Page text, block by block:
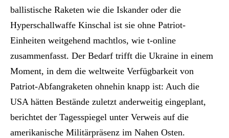
ballistische Raketen wie die Iskander oder die
Hyperschallwaffe Kinschal ist sie ohne Patriot-
Einheiten weitgehend machtlos, wie t-online
zusammenfasst. Der Bedarf trifft die Ukraine in einem
Moment, in dem die weltweite Verfügbarkeit von
Patriot-Abfangraketen ohnehin knapp ist: Auch die
USA hätten Bestände zuletzt anderweitig eingeplant,
berichtet der Tagesspiegel unter Verweis auf die
amerikanische Militärpräsenz im Nahen Osten.